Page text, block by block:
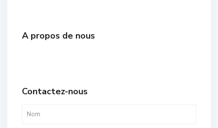
A propos de nous
Contactez-nous